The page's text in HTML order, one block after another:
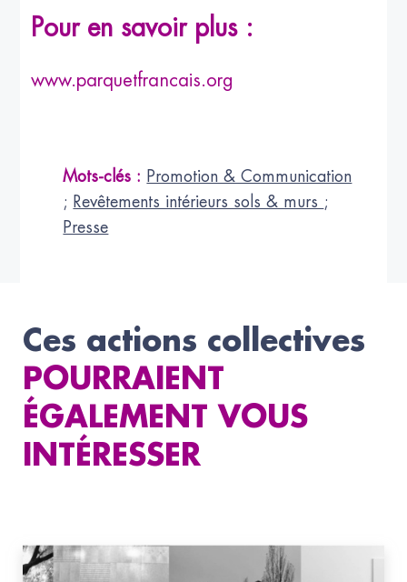
Pour en savoir plus :
www.parquetfrancais.org
Mots-clés : Promotion & Communication
; Revêtements intérieurs sols & murs ;
Presse
Ces actions collectives
POURRAIENT
ÉGALEMENT VOUS
INTÉRESSER